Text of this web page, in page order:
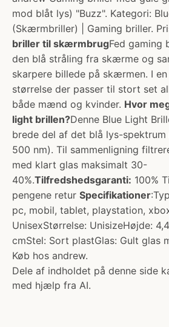
mod blåt lys) "Buzz". Kategori:
(Skærmbriller) | Gaming briller.
briller til skærmbrugFed gaming
den blå stråling fra skærme og
skarpere billede på skærmen. I
størrelse der passer til stort set
både mænd og kvinder. Hvor
light brillen?Denne Blue Light
brede del af det blå lys-
500 nm). Til sammenligning
med klart glas maksimalt 30-
40%.Tilfredshedsgaranti: 100%
pengene retur Specifikationer
pc, mobil, tablet, playstation,
UnisexStørrelse: UnisizeHøjde:
cmStel: Sort plastGlas: Gult glas
Køb hos andrew.
Dele af indholdet på denne side
med hjælp fra AI.